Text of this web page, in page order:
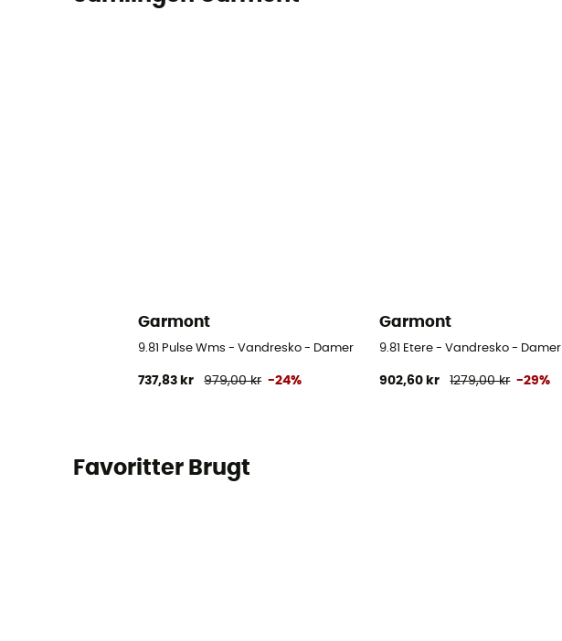
Garmont
9.81 Pulse Wms - Vandresko - Damer
737,83 kr 979,00 kr -24%
Garmont
9.81 Etere - Vandresko - Damer
902,60 kr 1279,00 kr -29%
Favoritter Brugt